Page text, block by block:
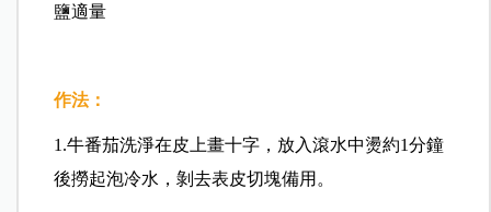
鹽適量
作法：
1.牛番茄洗淨在皮上畫十字，放入滾水中燙約1分鐘
後撈起泡冷水，剝去表皮切塊備用。